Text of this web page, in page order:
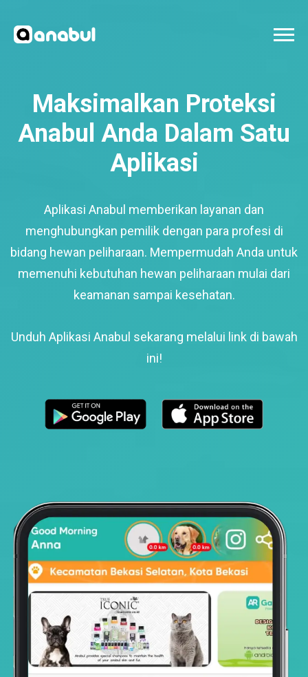
Maksimalkan Proteksi
Anabul Anda Dalam Satu
Aplikasi
Aplikasi Anabul memberikan layanan dan
menghubungkan pemilik dengan para profesi di
bidang hewan peliharaan. Mempermudah Anda untuk
memenuhi kebutuhan hewan peliharaan mulai dari
keamanan sampai kesehatan.
Unduh Aplikasi Anabul sekarang melalui link di bawah
ini!